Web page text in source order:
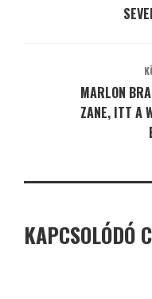
MARLON
ZANE, ITT A
KAPCSOLÓDÓ